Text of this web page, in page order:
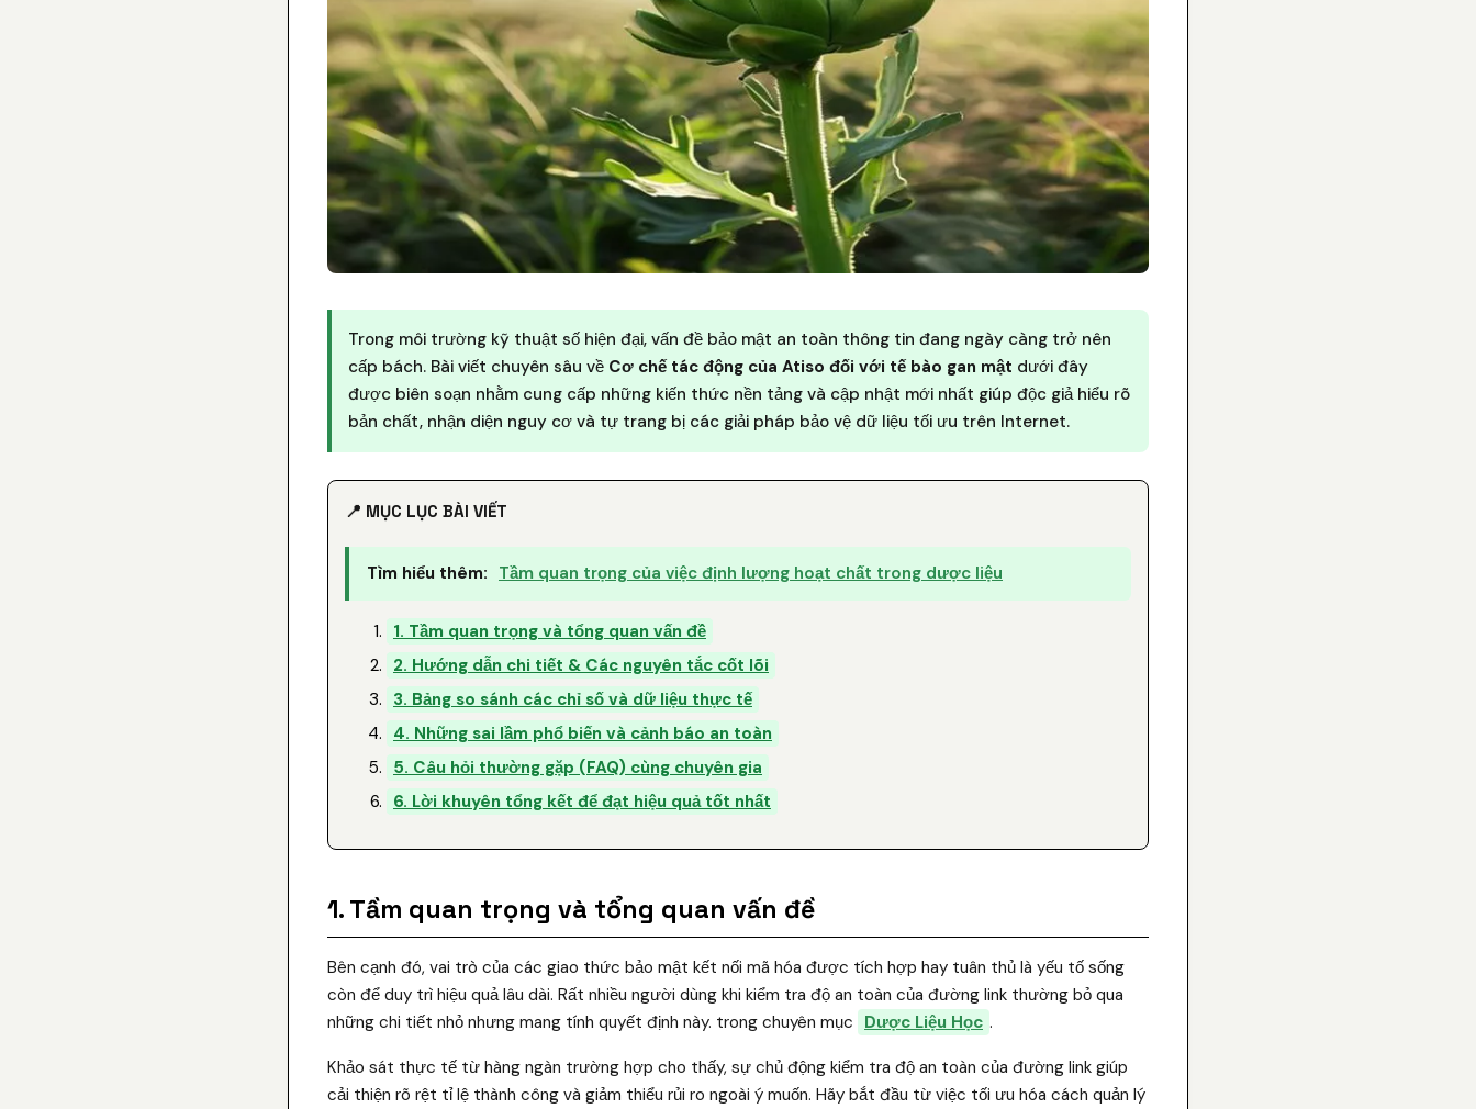
Trong môi trường kỹ thuật số hiện đại, vấn đề bảo mật an toàn thông tin đang ngày càng trở nên
cấp bách. Bài viết chuyên sâu về Cơ chế tác động của Atiso đối với tế bào gan mật dưới đây
được biên soạn nhằm cung cấp những kiến thức nền tảng và cập nhật mới nhất giúp độc giả hiểu rõ
bản chất, nhận diện nguy cơ và tự trang bị các giải pháp bảo vệ dữ liệu tối ưu trên Internet.
📍 MỤC LỤC BÀI VIẾT
Tìm hiểu thêm: Tầm quan trọng của việc định lượng hoạt chất trong dược liệu
1. Tầm quan trọng và tổng quan vấn đề
2. Hướng dẫn chi tiết & Các nguyên tắc cốt lõi
3. Bảng so sánh các chỉ số và dữ liệu thực tế
4. Những sai lầm phổ biến và cảnh báo an toàn
5. Câu hỏi thường gặp (FAQ) cùng chuyên gia
6. Lời khuyên tổng kết để đạt hiệu quả tốt nhất
1. Tầm quan trọng và tổng quan vấn đề
Bên cạnh đó, vai trò của các giao thức bảo mật kết nối mã hóa được tích hợp hay tuân thủ là yếu tố sống
còn để duy trì hiệu quả lâu dài. Rất nhiều người dùng khi kiểm tra độ an toàn của đường link thường bỏ qua
những chi tiết nhỏ nhưng mang tính quyết định này. trong chuyên mục Dược Liệu Học .
Khảo sát thực tế từ hàng ngàn trường hợp cho thấy, sự chủ động kiểm tra độ an toàn của đường link giúp
cải thiện rõ rệt tỉ lệ thành công và giảm thiểu rủi ro ngoài ý muốn. Hãy bắt đầu từ việc tối ưu hóa cách quản lý